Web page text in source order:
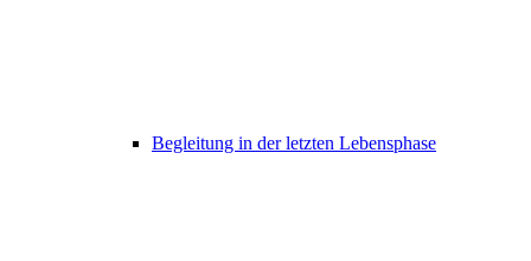
Begleitung in der letzten Lebensphase